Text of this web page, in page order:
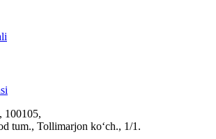
100105,
tum., Tollimarjon koʻch., 1/1.